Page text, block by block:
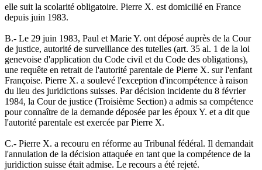
elle suit la scolarité obligatoire. Pierre X. est domicilié en France
depuis juin 1983.
B.- Le 29 juin 1983, Paul et Marie Y. ont déposé auprès de la Cour
de justice, autorité de surveillance des tutelles (art. 35 al. 1 de la loi
genevoise d'application du Code civil et du Code des obligations),
une requête en retrait de l'autorité parentale de Pierre X. sur l'enfant
Françoise. Pierre X. a soulevé l'exception d'incompétence à raison
du lieu des juridictions suisses. Par décision incidente du 8 février
1984, la Cour de justice (Troisième Section) a admis sa compétence
pour connaître de la demande déposée par les époux Y. et a dit que
l'autorité parentale est exercée par Pierre X.
C.- Pierre X. a recouru en réforme au Tribunal fédéral. Il demandait
l'annulation de la décision attaquée en tant que la compétence de la
juridiction suisse était admise. Le recours a été rejeté.